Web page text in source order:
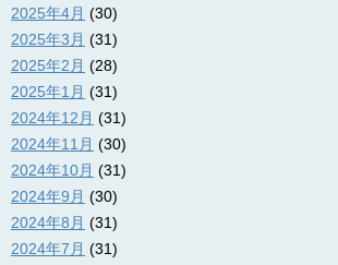
2025年4月 (30)
2025年3月 (31)
2025年2月 (28)
2025年1月 (31)
2024年12月 (31)
2024年11月 (30)
2024年10月 (31)
2024年9月 (30)
2024年8月 (31)
2024年7月 (31)